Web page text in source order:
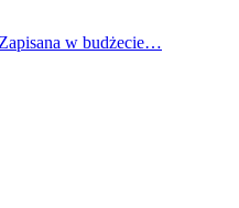
w budżecie…